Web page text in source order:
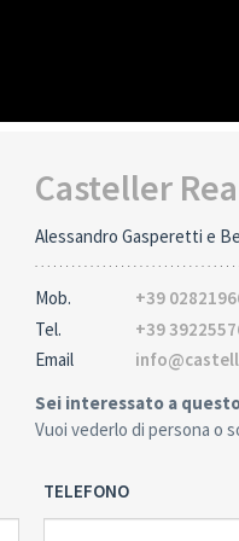
Casteller
Alessandro Gasperetti e
Mob.
+39
Tel.
+39
Email
Sei interessato a
Vuoi vederlo di persona o
TELEFONO